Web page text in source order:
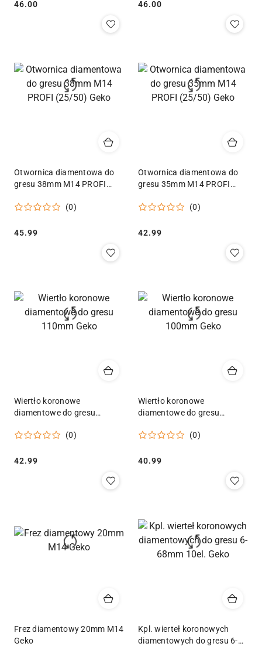
Cena:
46.00 Cena:
46.00
Otwornica diamentowa do
gresu 38mm M14 PROFI
(0)
Cena:
45.99
Otwornica diamentowa do
gresu 35mm M14 PROFI
(0)
Cena:
42.99
Wiertło koronowe
diamentowe do gresu
(0)
Cena:
42.99
Wiertło koronowe
diamentowe do gresu
(0)
Cena:
40.99
Frez diamentowy 20mm M14
Geko
Kpl. wierteł koronowych
diamentowych do gresu 6-